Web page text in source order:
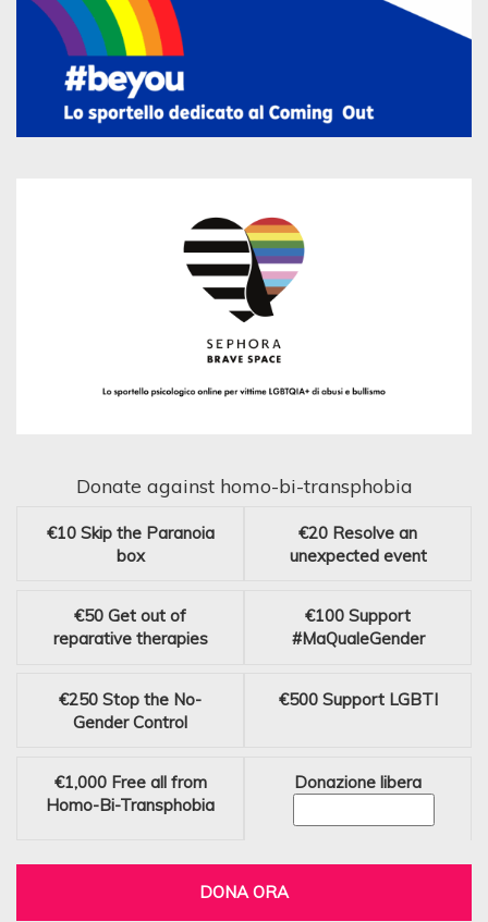
Donate against homo-bi-transphobia
€10 Skip the Paranoia
box
€20 Resolve an
unexpected event
€50 Get out of
reparative therapies
€100 Support
#MaQualeGender
€250 Stop the No-
Gender Control
€500 Support LGBTI
€1,000 Free all from
Homo-Bi-Transphobia
Donazione libera
DONA ORA